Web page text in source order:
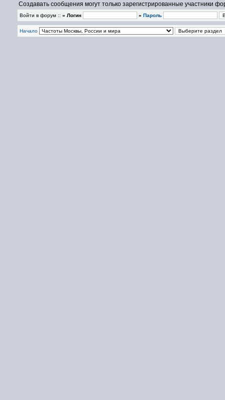
Создавать сообщения могут только зарегистрированные участники
Войти в форум :: » Логин » Пароль
Начало